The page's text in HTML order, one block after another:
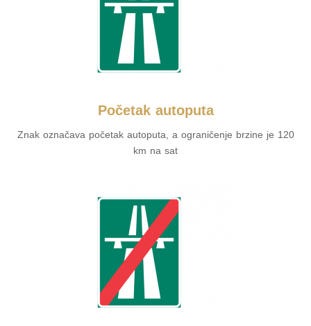
Početak autoputa
Znak označava početak autoputa, a ograničenje brzine je 120
km na sat